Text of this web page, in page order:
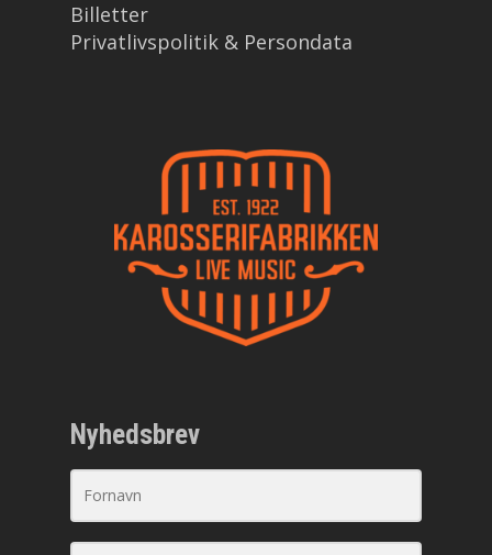
Billetter
Privatlivspolitik & Persondata
Nyhedsbrev